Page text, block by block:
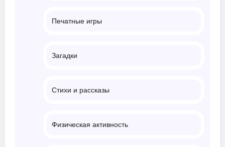
Печатные игры
Загадки
Стихи и рассказы
Физическая активность